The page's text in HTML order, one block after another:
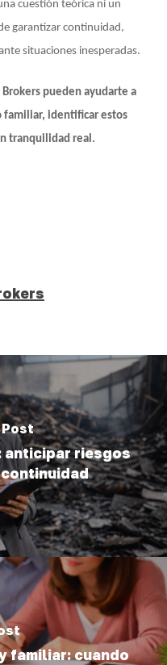
cuestión teórica ni un
garantizar continuidad,
situaciones inesperadas.
pueden ayudarte a
familiar, identificar estos
tranquilidad real.
Post
anticipar riesgos
familiar: cuando